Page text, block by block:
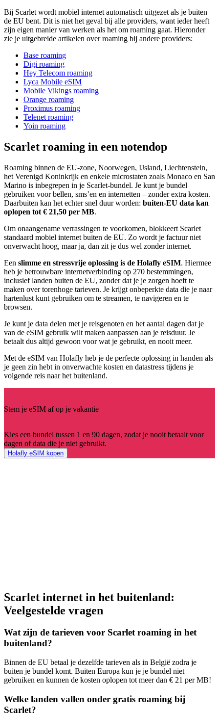
Bij Scarlet wordt mobiel internet automatisch uitgezet als je buiten
de EU bent. Dit is niet het geval bij alle providers, want ieder heeft
zijn eigen manier van werken als het om roaming gaat. Hieronder
zie je uitgebreide artikelen over roaming bij andere providers:
Base roaming
Digi roaming
Hey Telecom roaming
Lyca Mobile eSIM
Mobile Vikings roaming
Orange roaming
Proximus roaming
Telenet roaming
Yoin roaming
Scarlet roaming in een notendop
Roaming binnen de EU-zone, Noorwegen, IJsland, Liechtenstein,
het Verenigd Koninkrijk en enkele microstaten zoals Monaco en San
Marino is inbegrepen in je Scarlet-bundel. Je kunt je bundel
gebruiken voor bellen, sms’en en internetten – zonder extra kosten.
Daarbuiten kan het echter snel duur worden: buiten-EU data kan
oplopen tot € 21,50 per MB.
Om onaangename verrassingen te voorkomen, blokkeert Scarlet
standaard mobiel internet buiten de EU. Zo wordt je factuur niet
onverwacht hoog, maar ja, dan zit je dus wel zonder internet.
Een slimme en stressvrije oplossing is de Holafly eSIM. Hiermee
heb je betrouwbare internetverbinding op 270 bestemmingen,
inclusief landen buiten de EU, zonder dat je je zorgen hoeft te
maken over torenhoge tarieven. Je krijgt onbeperkte data die je naar
hartenlust kunt gebruiken om te streamen, te navigeren en te
browsen.
Je kunt je data delen met je reisgenoten en het aantal dagen dat je
van de eSIM gebruik wilt maken aanpassen aan je reisduur. Je
betaalt dus altijd gewoon voor wat je gebruikt, en nooit meer.
Met de eSIM van Holafly heb je de perfecte oplossing in handen als
je geen zin hebt in onverwachte kosten en datastress tijdens je
volgende reis naar het buitenland.
Stem je eSIM af op je vakantie
Kies een bundel tussen 1 en 90 dagen, zodat je nooit betaalt voor
dagen of data die je niet gebruikt.
Holafly eSIM kopen
Scarlet internet in het buitenland:
Veelgestelde vragen
Wat zijn de tarieven voor Scarlet roaming in het
buitenland?
Binnen de EU betaal je dezelfde tarieven als in België zodra je
buiten je bundel komt. Buiten Europa kun je je bundel niet
gebruiken en kunnen de kosten oplopen tot meer dan € 21 per MB!
Welke landen vallen onder gratis roaming bij
Scarlet?